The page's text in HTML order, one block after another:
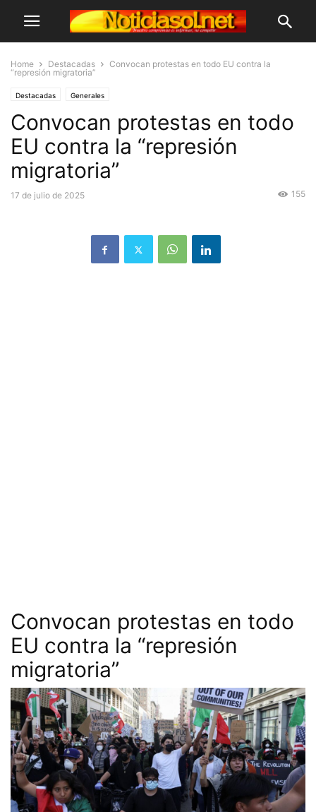
Home Destacadas
Convocan protestas en todo EU contra la
“represión migratoria”
Destacadas Generales
Convocan protestas en todo
EU contra la “represión
migratoria”
17 de julio de 2025 155
Convocan protestas en todo
EU contra la “represión
migratoria”